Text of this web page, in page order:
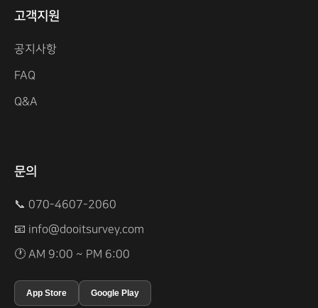
고객지원
공지사항
FAQ
Q&A
문의
📞 070-4607-2060
📧 info@dooitsurvey.com
🕐 AM 9:00 ~ PM 6:00
App Store Google Play